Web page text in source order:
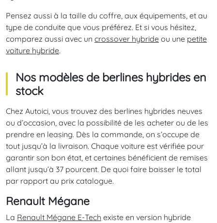
Pensez aussi à la taille du coffre, aux équipements, et au
type de conduite que vous préférez. Et si vous hésitez,
comparez aussi avec un crossover hybride ou une petite
voiture hybride.
Nos modèles de berlines hybrides en
stock
Chez Autoici, vous trouvez des berlines hybrides neuves
ou d’occasion, avec la possibilité de les acheter ou de les
prendre en leasing. Dès la commande, on s’occupe de
tout jusqu’à la livraison. Chaque voiture est vérifiée pour
garantir son bon état, et certaines bénéficient de remises
allant jusqu’à 37 pourcent. De quoi faire baisser le total
par rapport au prix catalogue.
Renault Mégane
La Renault Mégane E-Tech existe en version hybride